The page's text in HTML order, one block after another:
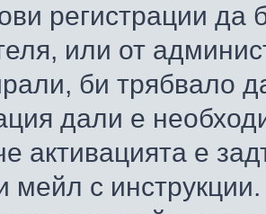
регистрации да
или от
би трябвало
дали е
активацията е
мейл с